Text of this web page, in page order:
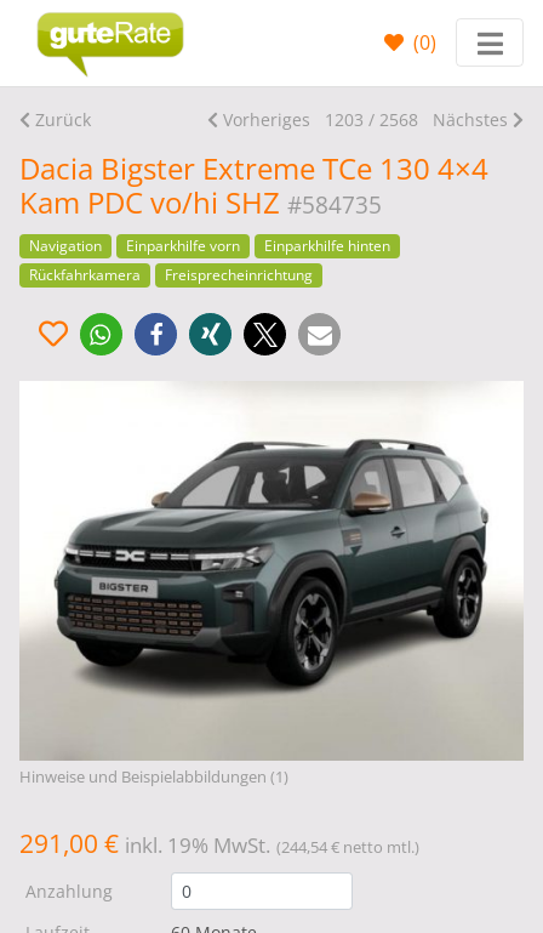
(0)
Zurück Vorheriges 1203 / 2568 Nächstes
Dacia Bigster Extreme TCe 130 4×4
Kam PDC vo/hi SHZ #584735
Navigation Einparkhilfe vorn
Einparkhilfe hinten
Rückfahrkamera
Freisprecheinrichtung
Hinweise und Beispielabbildungen (1)
291,00 € inkl. 19% MwSt. (244,54 € netto mtl.)
Anzahlung